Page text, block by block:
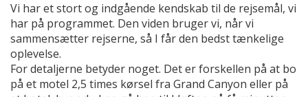
Vi har et stort og indgående kendskab til de rejsemål, vi
har på programmet. Den viden bruger vi, når vi
sammensætter rejserne, så I får den bedst tænkelige
oplevelse.
For detaljerne betyder noget. Det er forskellen på at bo
på et motel 2,5 times kørsel fra Grand Canyon eller på